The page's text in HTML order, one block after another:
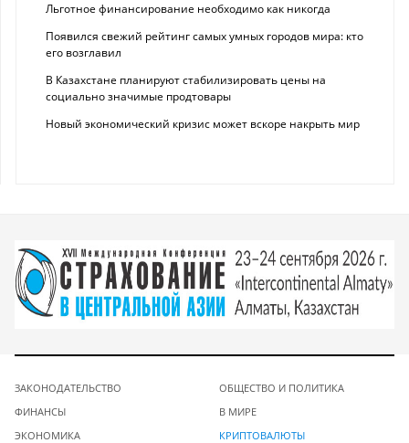
Льготное финансирование необходимо как никогда
Появился свежий рейтинг самых умных городов мира: кто
его возглавил
В Казахстане планируют стабилизировать цены на
социально значимые продтовары
Новый экономический кризис может вскоре накрыть мир
ЗАКОНОДАТЕЛЬСТВО
ФИНАНСЫ
ЭКОНОМИКА
ОБЩЕСТВО И ПОЛИТИКА
В МИРЕ
КРИПТОВАЛЮТЫ